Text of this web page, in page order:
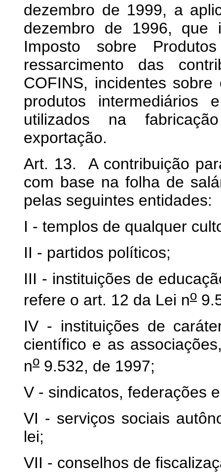
dezembro de 1999, a
dezembro de 1996, que
Imposto sobre
ressarcimento das
COFINS, incidentes
produtos intermediários
utilizados na
exportação.
Art. 13. A contribuição
com base na folha de
pelas seguintes entidades:
I - templos de qualquer
II - partidos políticos;
III - instituições de
refere o art. 12 da Lei no
IV - instituições de
científico e as
no 9.532, de 1997;
V - sindicatos, federações
VI - serviços sociais
lei;
VII - conselhos de